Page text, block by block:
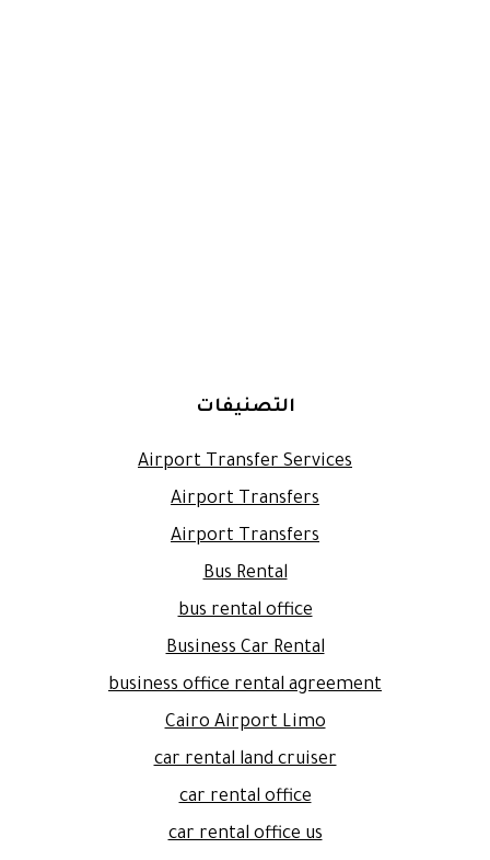
التصنيفات
Airport Transfer Services
Airport Transfers
Airport Transfers
Bus Rental
bus rental office
Business Car Rental
business office rental agreement
Cairo Airport Limo
car rental land cruiser
car rental office
car rental office us